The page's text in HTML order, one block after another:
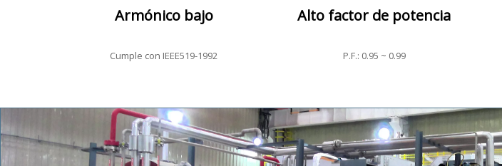
Armónico bajo
Cumple con IEEE519-1992
Alto factor de potencia
P.F.: 0.95 ~ 0.99